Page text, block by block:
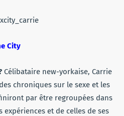
City
Célibataire new-yorkaise, Carrie
chroniques sur le sexe et les
par être regroupées dans
expériences et de celles de ses